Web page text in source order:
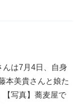
んは7月4日、自身
本美貴さんと娘た
【写真】蕎麦屋で